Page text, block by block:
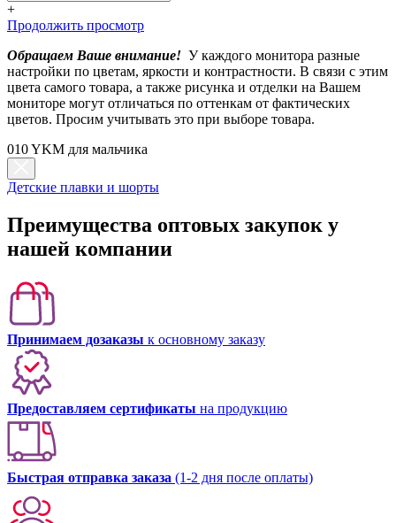
+
Продолжить просмотр
Обращаем Ваше внимание! У каждого монитора разные
настройки по цветам, яркости и контрастности. В связи с этим
цвета самого товара, а также рисунка и отделки на Вашем
мониторе могут отличаться по оттенкам от фактических
цветов. Просим учитывать это при выборе товара.
010 YKM для мальчика
Детские плавки и шорты
Преимущества оптовых закупок у
нашей компании
Принимаем дозаказы к основному заказу
Предоставляем сертификаты на продукцию
Быстрая отправка заказа (1-2 дня после оплаты)